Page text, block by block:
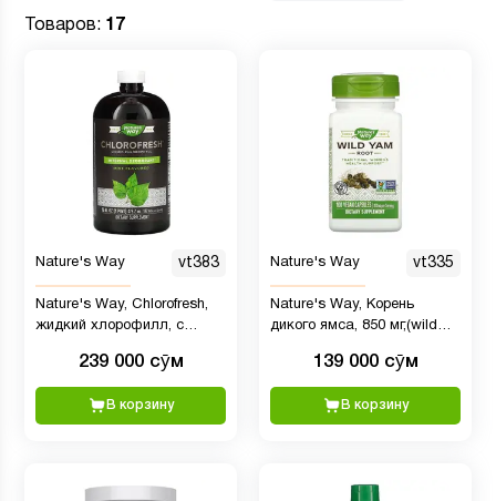
Товаров: 17
Nature's Way vt383
Nature's Way, Chlorofresh,
жидкий хлорофилл, с
473,2 мл (16 жидк. унций)
239 000 сӯм
В корзину
Nature's Way vt335
Nature's Way, Корень
дикого ямса, 850 мг,(wild
веганских капсул
139 000 сӯм
В корзину